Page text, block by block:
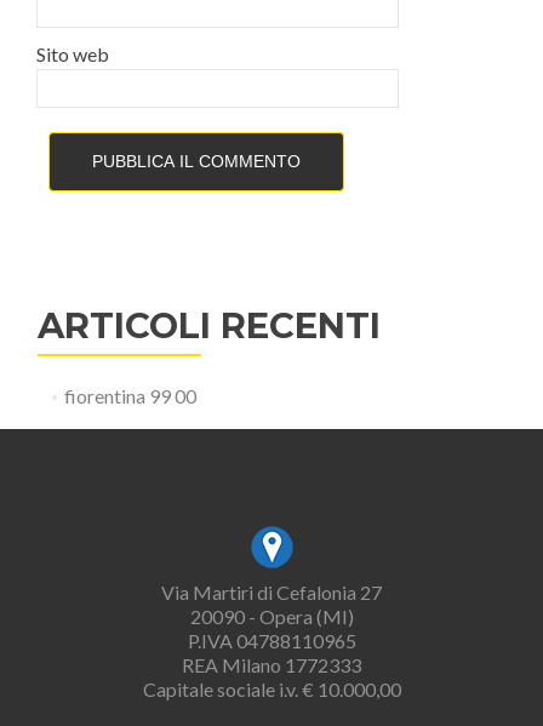
Sito web
ARTICOLI RECENTI
fiorentina 99 00
Via Martiri di Cefalonia 27
20090 - Opera (MI)
P.IVA 04788110965
REA Milano 1772333
Capitale sociale i.v. € 10.000,00